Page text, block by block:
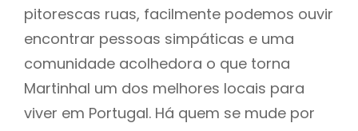
pitorescas ruas, facilmente podemos ouvir
encontrar pessoas simpáticas e uma
comunidade acolhedora o que torna
Martinhal um dos melhores locais para
viver em Portugal. Há quem se mude por